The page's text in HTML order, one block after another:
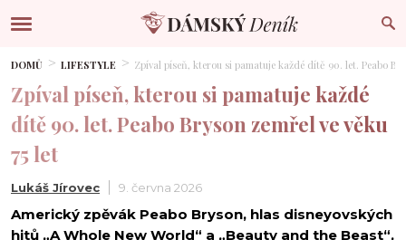
DOMŮ LIFESTYLE Zpíval píseň, kterou si pamatuje každé dítě 90. let. Peabo
Zpíval píseň, kterou si pamatuje každé
dítě 90. let. Peabo Bryson zemřel ve věku
75 let
Lukáš Jírovec 9. června 2026
Americký zpěvák Peabo Bryson, hlas disneyovských
hitů „A Whole New World“ a „Beauty and the Beast“,